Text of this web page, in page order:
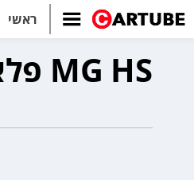
ראשי
MG HS פלאג-אין